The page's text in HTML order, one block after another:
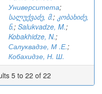
Университета;
სალუქვაძე, მ.; კობახიძე,
ნ.; Salukvadze, M.;
Kobakhidze, N.;
Салуквадзе, М .Е.;
Кобахидзе, Н. Ш.
5 to 22 of 22